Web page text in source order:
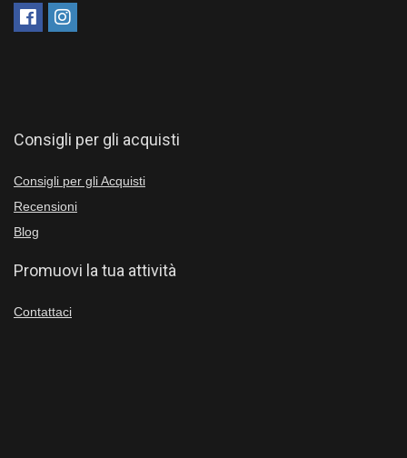
Consigli per gli acquisti
Consigli per gli Acquisti
Recensioni
Blog
Promuovi la tua attività
Contattaci